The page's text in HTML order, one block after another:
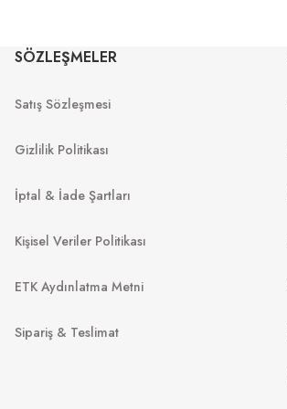
OO 9242 924203 52
SÖZLEŞMELER
Satış Sözleşmesi
Gizlilik Politikası
İptal & İade Şartları
Kişisel Veriler Politikası
ETK Aydınlatma Metni
Sipariş & Teslimat